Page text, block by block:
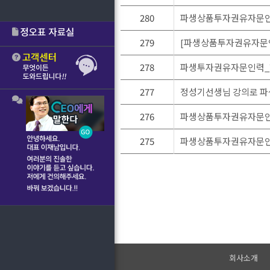
280
파생상품투자권유자문
279
[파생상품투자권유자
278
파생투자권유자문인력
277
정성기선생님 강의로
276
파생상품투자권유자문
275
파생상품투자권유자문
회사소개